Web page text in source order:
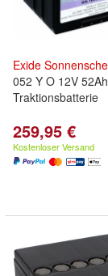
Exide
052 Y O 12V
Traktionsbatterie
259,95 €
Kostenloser Versand